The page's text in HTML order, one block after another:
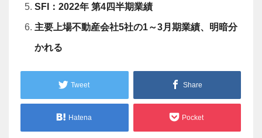
SFI：2022年 第4四半期業績
主要上場不動産会社5社の1～3月期業績、明暗分
かれる
Tweet Share
Hatena Pocket